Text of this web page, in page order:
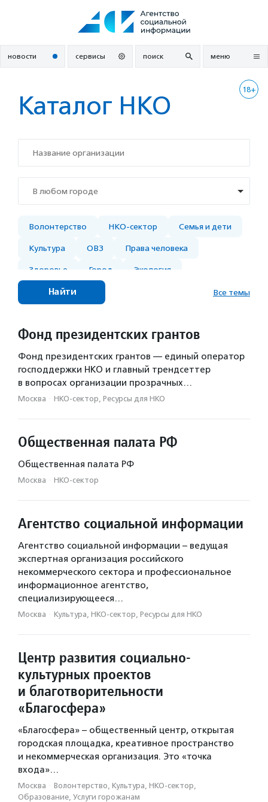
новости сервисы поиск меню
18+
Каталог НКО
В любом городе
Волонтерство НКО-сектор Семья и дети
Культура ОВЗ Права человека
Здоровье Город Экология
Услуги горожанам
Животные Спорт
помощь людям с инвалидностью
Поиск пропавших людей
Помощь людям с ментальной инвалидностью
Помощь детям с инвалидностью
Помощь пожилым людям
Помощь людям в трудной жизненной ситуации
помощь детям с опытом сиротства
Сопровождаемое проживание
Помощь паллиативным пациентам
Инклюзивное пространство
Поддержка городских сообществ
Помощь женщинам в трудной жизненной ситуации
Ранняя помощь наставничество
полезная занятость для людей с ОВЗ
помощь людям с онкологическими заболеваниями
Помощь людям с сенсорными нарушениями
помощь детям с тяжелыми заболеваниями
Сопровождаемое трудоустройство
Все темы
Фонд президентских грантов
Фонд президентских грантов — единый оператор
господдержки НКО и главный трендсеттер
в вопросах организации прозрачных…
Москва · НКО-сектор, Ресурсы для НКО
Общественная палата РФ
Общественная палата РФ
Москва · НКО-сектор
Агентство социальной информации
Агентство социальной информации – ведущая
экспертная организация российского
некоммерческого сектора и профессиональное
информационное агентство,
специализирующееся…
Москва · Культура, НКО-сектор, Ресурсы для НКО
Центр развития социально-
культурных проектов
и благотворительности
«Благосфера»
«Благосфера» – общественный центр, открытая
городская площадка, креативное пространство
и некоммерческая организация. Это «точка
входа»…
Москва · Волонтерство, Культура, НКО-сектор,
Образование, Услуги горожанам